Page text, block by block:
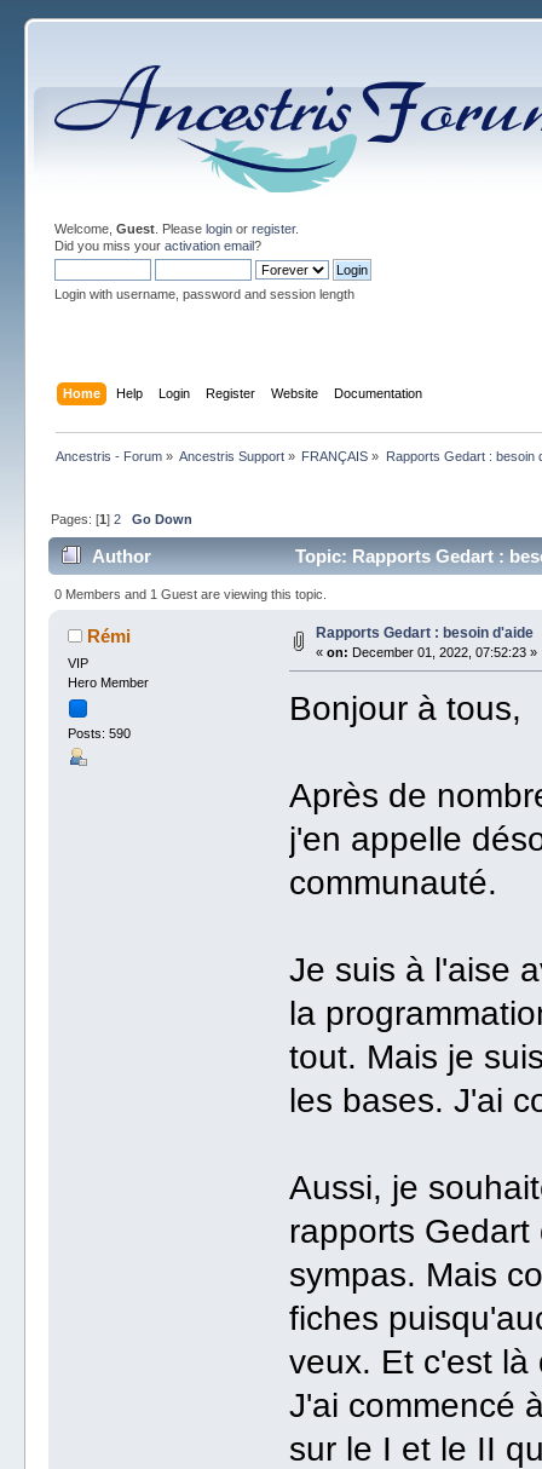
Welcome, Guest. Please loginor register.
Did you miss your activation email?
Login with username, password and session length
Home Help Login Register Website Documentation
Ancestris - Forum» Ancestris Support » FRANÇAIS » Rapports Gedart : besoin
Pages: [1] 2 Go Down
Author Topic: Rapports Gedart :
0 Members and 1 Guest are viewing this topic.
Rémi
VIP
Hero Member
Posts: 590
Rapports Gedart : besoin d'aide
« on: December 01, 2022, 07:52:23 »
Bonjour à tous,
Après de
j'en appelle
communauté.
Je suis à l'aise
la
tout. Mais je
les bases. J'ai
Aussi, je
rapports
sympas. Mais
fiches
veux. Et c'est là
J'ai commencé
sur le I et le II